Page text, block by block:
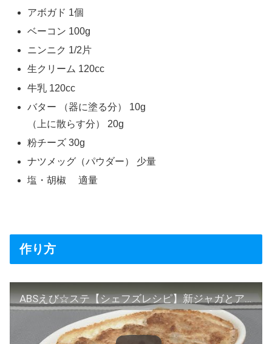
アボガド 1個
ベーコン 100g
ニンニク 1/2片
生クリーム 120cc
牛乳 120cc
バター （器に塗る分） 10g
（上に散らす分） 20g
粉チーズ 30g
ナツメッグ（パウダー） 少量
塩・胡椒 適量
作り方
ABSえび☆ステ【シェフズレシピ】新ジャガとアボガドのグラタン by岸紀雄